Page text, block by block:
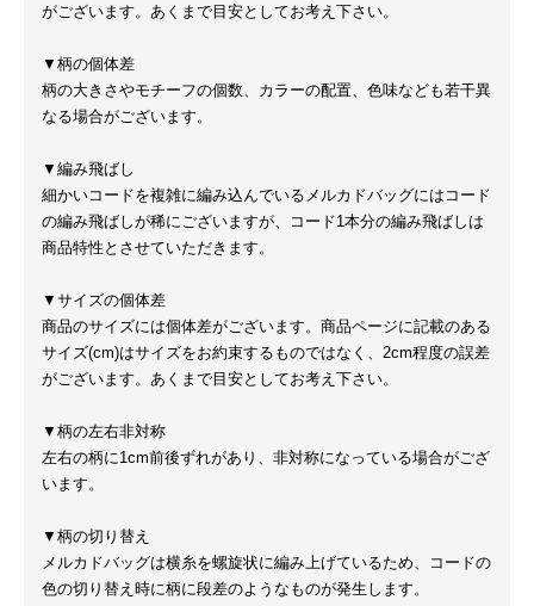
がございます。あくまで目安としてお考え下さい。
▼柄の個体差
柄の大きさやモチーフの個数、カラーの配置、色味なども若干異
なる場合がございます。
▼編み飛ばし
細かいコードを複雑に編み込んでいるメルカドバッグにはコード
の編み飛ばしが稀にございますが、コード1本分の編み飛ばしは
商品特性とさせていただきます。
▼サイズの個体差
商品のサイズには個体差がございます。商品ページに記載のある
サイズ(cm)はサイズをお約束するものではなく、2cm程度の誤差
がございます。あくまで目安としてお考え下さい。
▼柄の左右非対称
左右の柄に1cm前後ずれがあり、非対称になっている場合がござ
います。
▼柄の切り替え
メルカドバッグは横糸を螺旋状に編み上げているため、コードの
色の切り替え時に柄に段差のようなものが発生します。